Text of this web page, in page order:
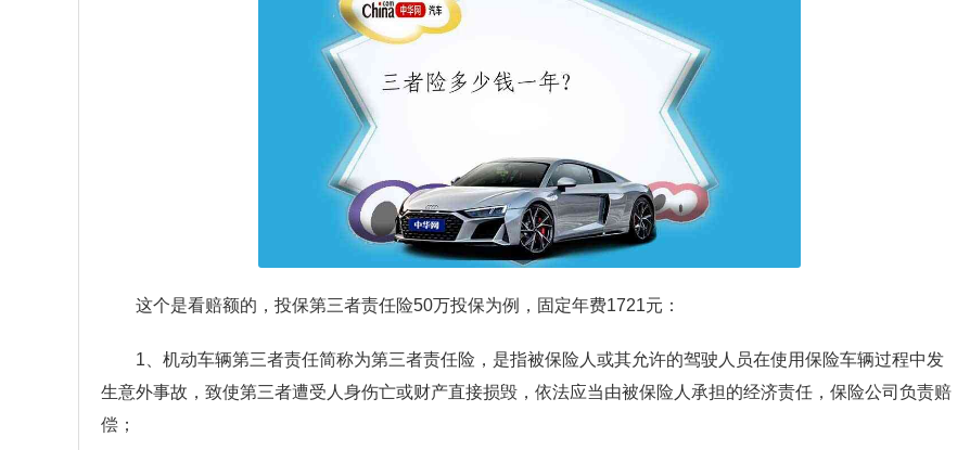
这个是看赔额的，投保第三者责任险50万投保为例，固定年费1721元：
1、机动车辆第三者责任简称为第三者责任险，是指被保险人或其允许的驾驶人员在使用保险车辆过程中发
生意外事故，致使第三者遭受人身伤亡或财产直接损毁，依法应当由被保险人承担的经济责任，保险公司负责赔
偿；